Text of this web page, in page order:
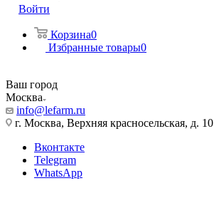
Войти
Корзина0
Избранные товары0
Ваш город
Москва
info@lefarm.ru
г. Москва, Верхняя красносельская, д. 10
Вконтакте
Telegram
WhatsApp